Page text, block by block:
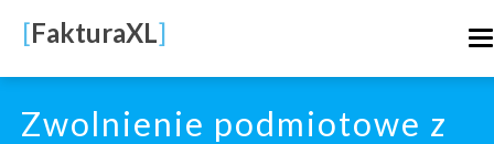
main
content
[FakturaXL]
Zwolnienie podmiotowe z